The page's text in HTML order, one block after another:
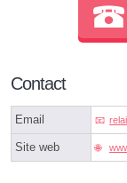
Contact
Email
Site web